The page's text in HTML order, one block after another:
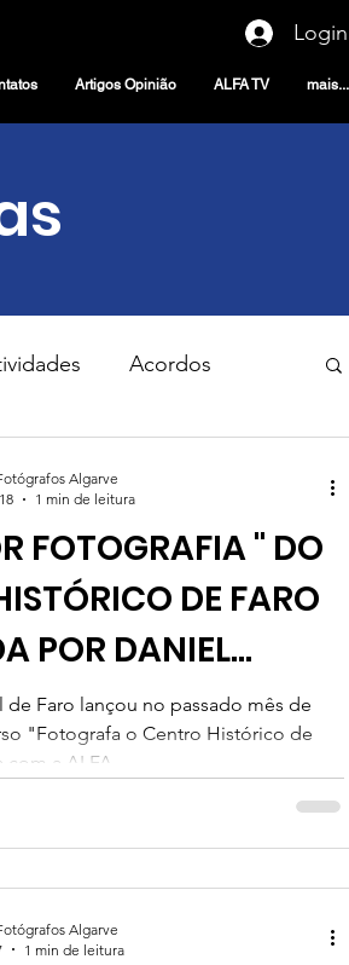
Login
Artigos Opinião ALFA TV mais...
Acordos
FOTOGRAFIA " DO
DE FARO
POR DANIEL
de Faro lançou no passado mês de
"Fotografa o Centro Histórico de
a ALFA -...
Algarve
1 min de leitura
Algarve
1 min de leitura